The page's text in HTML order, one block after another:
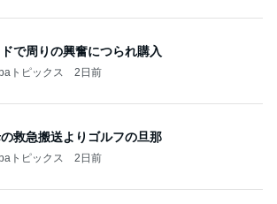
ドで周りの興奮につられ購入
トピックス 2日前
救急搬送よりゴルフの旦那
トピックス 2日前